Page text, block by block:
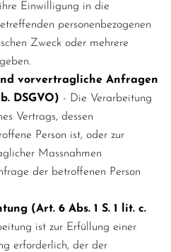
Einwilligung in die
personenbezogenen
Zweck oder mehrere
vorvertragliche Anfragen
DSGVO) - Die Verarbeitung
Vertrags, dessen
Person ist, oder zur
Massnahmen
der betroffenen Person
(Art. 6 Abs. 1 S. 1 lit. c.
ist zur Erfüllung einer
erforderlich, der der